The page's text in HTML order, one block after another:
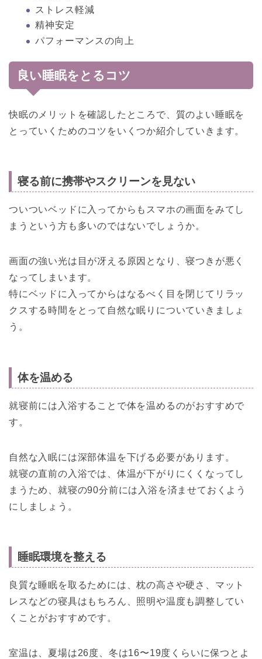
ストレス軽減
精神安定
パフォーマンスの向上
良い睡眠をとるコツ
快眠のメリットを確認したところで、質のよい睡眠を
とっていくためのコツをいくつか紹介していきます。
寝る前に携帯やスクリーンを見ない
ついついベッドに入ってからもスマホの画面をみてし
まうという方も多いのではないでしょうか。
画面の強い光は目が冴える原因となり、寝つきが悪く
なってしまいます。
特にベッドに入ってからはなるべく目を閉じてリラッ
クスする時間をとって自然な眠りについていきましょ
う。
体を温める
就寝前には入浴することで体を温めるのがおすすめで
す。
自然な入眠には深部体温を下げる必要があります。
就寝の直前の入浴では、体温が下がりにくくなってし
まうため、就寝の90分前には入浴を済ませておくよう
にしましょう。
睡眠環境を整える
良質な睡眠を取るためには、枕の高さや硬さ、マット
レスなどの寝具はもちろん、照明や温度も調整してい
くことがおすすめです。
室温は、夏場は26度、冬は16〜19度くらいに保つとよ